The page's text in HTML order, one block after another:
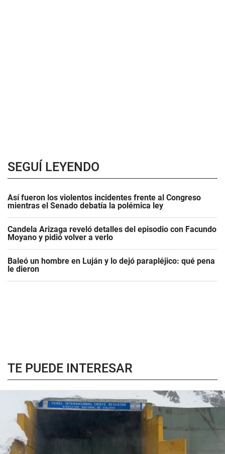
SEGUÍ LEYENDO
Así fueron los violentos incidentes frente al Congreso
mientras el Senado debatía la polémica ley
Candela Arizaga reveló detalles del episodio con Facundo
Moyano y pidió volver a verlo
Baleó un hombre en Luján y lo dejó parapléjico: qué pena
le dieron
TE PUEDE INTERESAR